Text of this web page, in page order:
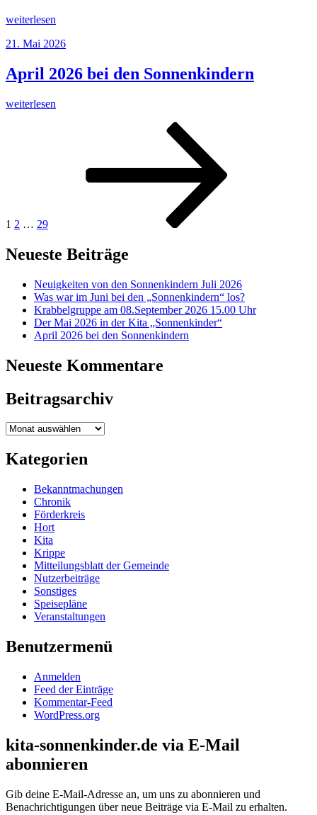
„Der
2026
der
Kita
weiterlesen
Veröffentlicht
21. Mai 2026
April 2026 bei den Sonnenkindern
„April
weiterlesen
1 2 … 29
Neueste Beiträge
Neuigkeiten von den Sonnenkindern Juli 2026
Was war im Juni bei den „Sonnenkindern“ los?
Krabbelgruppe am 08.September 2026 15.00 Uhr
Der Mai 2026 in der Kita „Sonnenkinder“
April 2026 bei den Sonnenkindern
Neueste Kommentare
Beitragsarchiv
Beitragsarchiv
Kategorien
Bekanntmachungen
Chronik
Förderkreis
Hort
Kita
Krippe
Mitteilungsblatt der Gemeinde
Nutzerbeiträge
Sonstiges
Speisepläne
Veranstaltungen
Benutzermenü
Anmelden
Feed der Einträge
Kommentar-Feed
WordPress.org
kita-sonnenkinder.de via E-Mail
abonnieren
Gib deine E-Mail-Adresse an, um uns zu abonnieren und
Benachrichtigungen über neue Beiträge via E-Mail zu erhalten.